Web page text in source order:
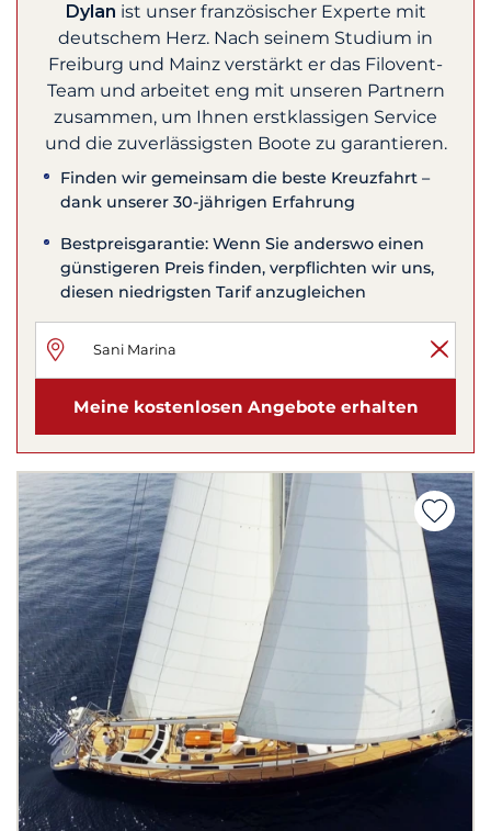
Dylan ist unser französischer Experte mit
deutschem Herz. Nach seinem Studium in
Freiburg und Mainz verstärkt er das Filovent-
Team und arbeitet eng mit unseren Partnern
zusammen, um Ihnen erstklassigen Service
und die zuverlässigsten Boote zu garantieren.
Finden wir gemeinsam die beste Kreuzfahrt –
dank unserer 30-jährigen Erfahrung
Bestpreisgarantie: Wenn Sie anderswo einen
günstigeren Preis finden, verpflichten wir uns,
diesen niedrigsten Tarif anzugleichen
Meine kostenlosen Angebote erhalten